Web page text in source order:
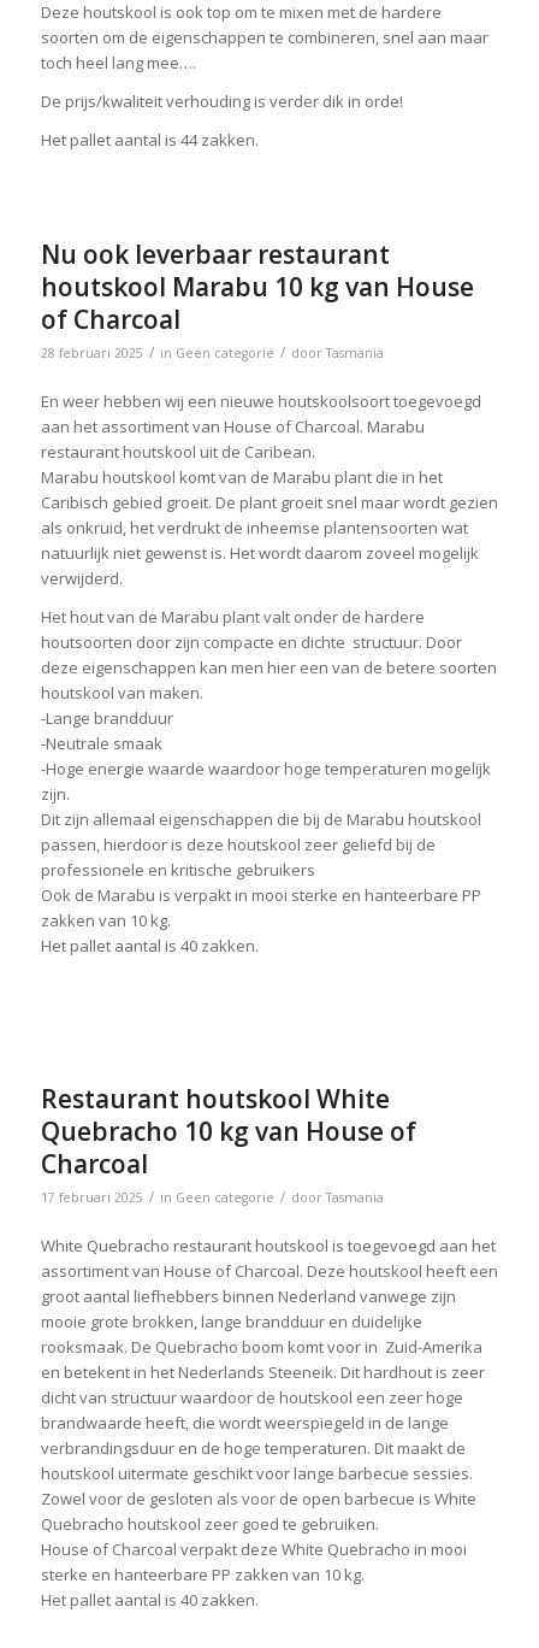
Deze houtskool is ook top om te mixen met de hardere
soorten om de eigenschappen te combineren, snel aan maar
toch heel lang mee….
De prijs/kwaliteit verhouding is verder dik in orde!
Het pallet aantal is 44 zakken.
Nu ook leverbaar restaurant
houtskool Marabu 10 kg van House
of Charcoal
28 februari 2025 / in Geen categorie / doorTasmania
En weer hebben wij een nieuwe houtskoolsoort toegevoegd
aan het assortiment van House of Charcoal. Marabu
restaurant houtskool uit de Caribean.
Marabu houtskool komt van de Marabu plant die in het
Caribisch gebied groeit. De plant groeit snel maar wordt gezien
als onkruid, het verdrukt de inheemse plantensoorten wat
natuurlijk niet gewenst is. Het wordt daarom zoveel mogelijk
verwijderd.
Het hout van de Marabu plant valt onder de hardere
houtsoorten door zijn compacte en dichte structuur. Door
deze eigenschappen kan men hier een van de betere soorten
houtskool van maken.
-Lange brandduur
-Neutrale smaak
-Hoge energie waarde waardoor hoge temperaturen mogelijk
zijn.
Dit zijn allemaal eigenschappen die bij de Marabu houtskool
passen, hierdoor is deze houtskool zeer geliefd bij de
professionele en kritische gebruikers
Ook de Marabu is verpakt in mooi sterke en hanteerbare PP
zakken van 10 kg.
Het pallet aantal is 40 zakken.
Restaurant houtskool White
Quebracho 10 kg van House of
Charcoal
17 februari 2025 / in Geen categorie / doorTasmania
White Quebracho restaurant houtskool is toegevoegd aan het
assortiment van House of Charcoal. Deze houtskool heeft een
groot aantal liefhebbers binnen Nederland vanwege zijn
mooie grote brokken, lange brandduur en duidelijke
rooksmaak. De Quebracho boom komt voor in Zuid-Amerika
en betekent in het Nederlands Steeneik. Dit hardhout is zeer
dicht van structuur waardoor de houtskool een zeer hoge
brandwaarde heeft, die wordt weerspiegeld in de lange
verbrandingsduur en de hoge temperaturen. Dit maakt de
houtskool uitermate geschikt voor lange barbecue sessies.
Zowel voor de gesloten als voor de open barbecue is White
Quebracho houtskool zeer goed te gebruiken.
House of Charcoal verpakt deze White Quebracho in mooi
sterke en hanteerbare PP zakken van 10 kg.
Het pallet aantal is 40 zakken.